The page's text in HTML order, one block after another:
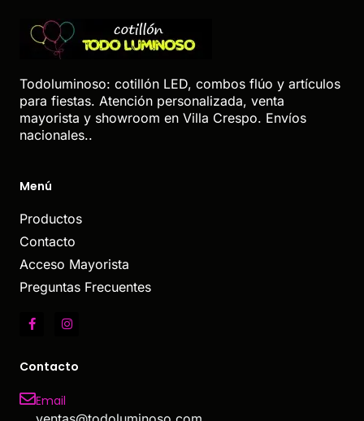
Todoluminoso: cotillón LED, combos flúo y artículos
para fiestas. Atención personalizada, venta
mayorista y showroom en Villa Crespo. Envíos
nacionales..
Menú
Productos
Contacto
Acceso Mayorista
Preguntas Frecuentes
Contacto
Email